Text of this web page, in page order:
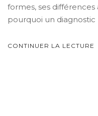
formes, ses
pourquoi un diagnostic
CONTINUER LA LECTURE